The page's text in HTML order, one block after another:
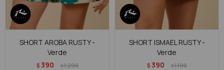
SHORT AROBA RUSTY -
Verde
$ 390 $1.290
SHORT ISMAEL RUSTY -
Verde
$ 390 $1.190